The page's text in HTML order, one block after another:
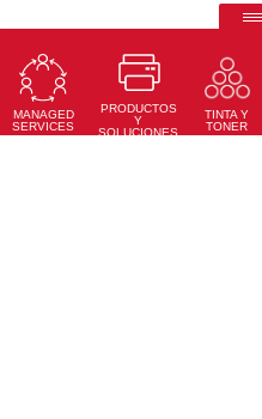
MANAGED
SERVICES
PRODUCTOS
Y
SOLUCIONES
TINTA Y
TONER
Ricoh Pro C7500
Impresión de quinto color de otro nivel.
Conoce Más